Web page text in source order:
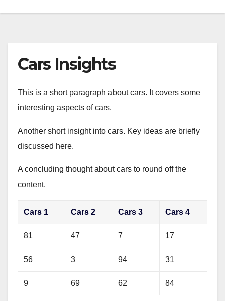
Cars Insights
This is a short paragraph about cars. It covers some
interesting aspects of cars.
Another short insight into cars. Key ideas are briefly
discussed here.
A concluding thought about cars to round off the
content.
Cars 1 Cars 2 Cars 3 Cars 4
81 47 7 17
56 3 94 31
9 69 62 84